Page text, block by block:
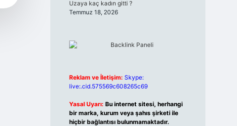
Uzaya kaç kadın gitti ?
Temmuz 18, 2026
Reklam ve İletişim: Skype:
live:.cid.575569c608265c69
Yasal Uyarı: Bu internet sitesi, herhangi
bir marka, kurum veya şahıs şirketi ile
hiçbir bağlantısı bulunmamaktadır.